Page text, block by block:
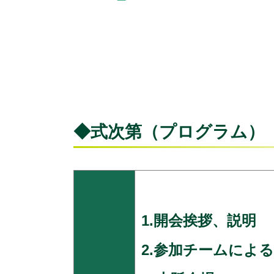
◆式次第（プログラム）
1.開会挨拶、説明
2.参加チームによ